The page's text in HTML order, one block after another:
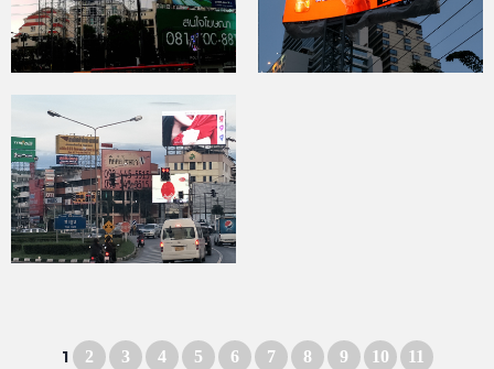
1 2 3 4 5 6 7 8 9 10 11